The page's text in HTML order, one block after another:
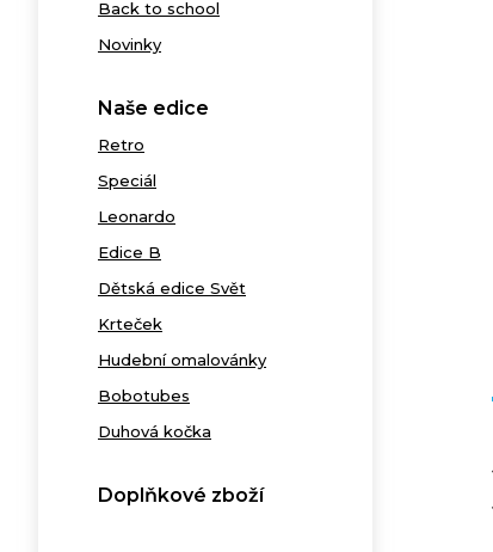
Back to school
Novinky
Naše edice
Retro
Speciál
Leonardo
Edice B
Dětská edice Svět
Krteček
Hudební omalovánky
Bobotubes
Duhová kočka
Doplňkové zboží